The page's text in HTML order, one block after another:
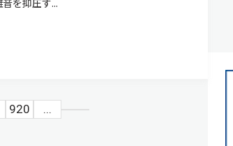
を抑圧す...
920 ...